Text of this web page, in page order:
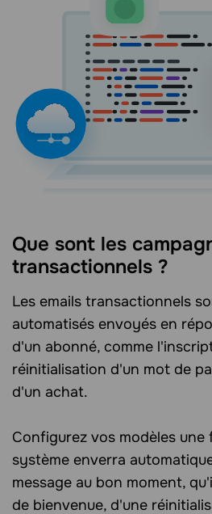
Que sont les
transactionnels ?
Les emails transactionnels
automatisés envoyés en
d'un abonné, comme
réinitialisation d'un mot de
d'un achat.
Configurez vos modèles
système enverra
message au bon moment,
de bienvenue, d'une